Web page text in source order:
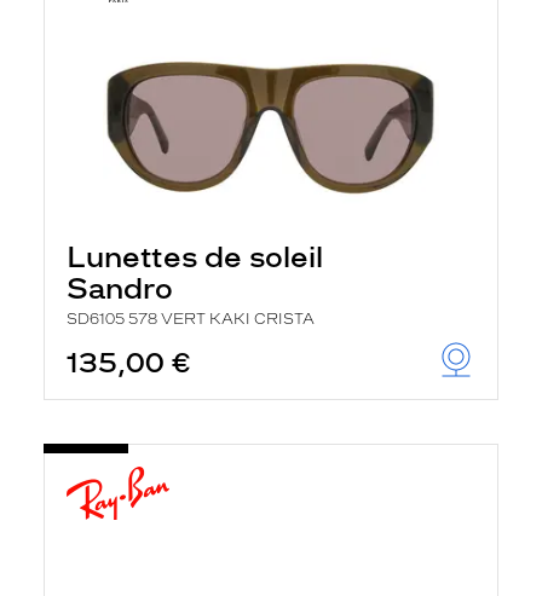
Lunettes de soleil
Sandro
SD6105 578 VERT KAKI CRISTA
135,00 €